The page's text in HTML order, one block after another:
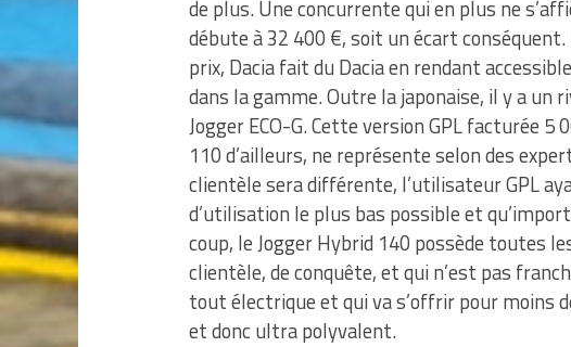
de plus. Une concurrente qui en plus ne
débute à 32 400 €, soit un écart
prix, Dacia fait du Dacia en rendant
dans la gamme. Outre la japonaise, il y a un
Jogger ECO-G. Cette version GPL facturée 5
110 d’ailleurs, ne représente selon des
clientèle sera différente, l’utilisateur GPL
d’utilisation le plus bas possible et
coup, le Jogger Hybrid 140 possède toutes
clientèle, de conquête, et qui n’est pas
tout électrique et qui va s’offrir pour moins
et donc ultra polyvalent.